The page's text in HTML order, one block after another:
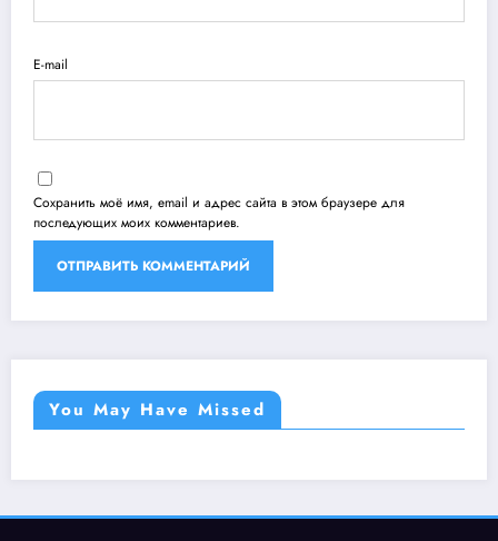
E-mail
Сохранить моё имя, email и адрес сайта в этом браузере для
последующих моих комментариев.
You May Have Missed